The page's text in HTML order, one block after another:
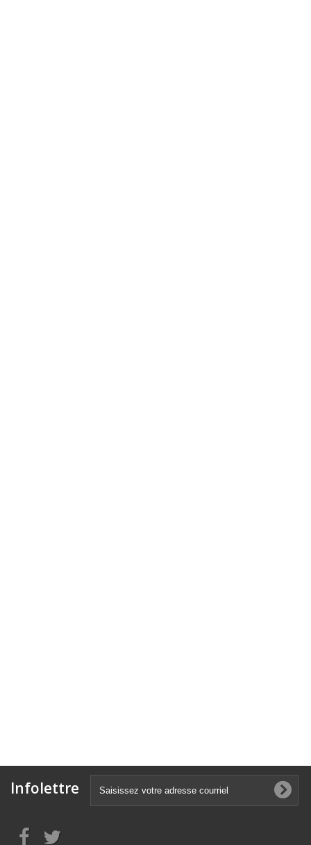
Infolettre